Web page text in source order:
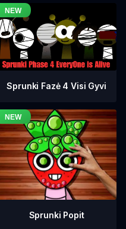
Sprunki Fazė 4 Visi Gyvi
Sprunki Popit